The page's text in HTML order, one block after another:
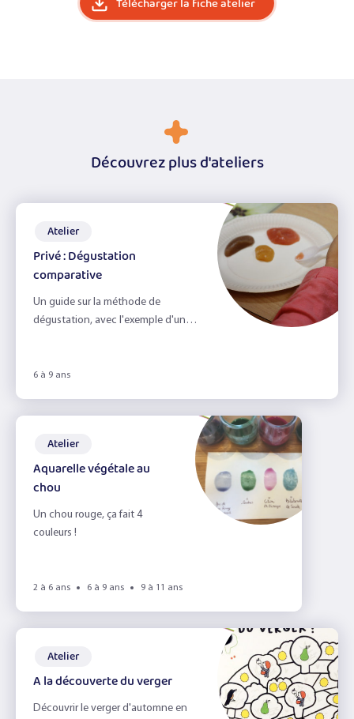
Découvrez plus d'ateliers
Atelier
Privé : Dégustation
comparative
Un guide sur la méthode de
dégustation, avec l'exemple d'une
6 à 9 ans
Atelier
Aquarelle végétale au
chou
Un chou rouge, ça fait 4
couleurs !
2 à 6 ans 6 à 9 ans 9 à 11 ans
Atelier
A la découverte du verger
Découvrir le verger d'automne en